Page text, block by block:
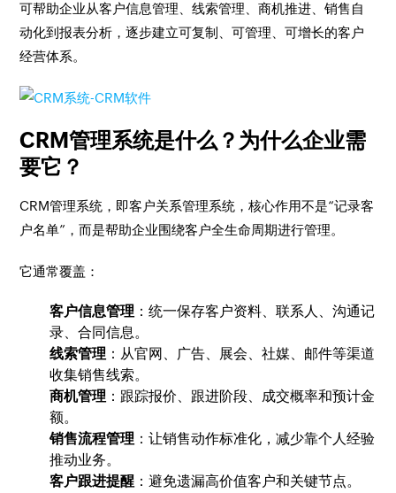
可帮助企业从客户信息管理、线索管理、商机推进、销售自
动化到报表分析，逐步建立可复制、可管理、可增长的客户
经营体系。
CRM管理系统是什么？为什么企业需
要它？
CRM管理系统，即客户关系管理系统，核心作用不是“记录客
户名单”，而是帮助企业围绕客户全生命周期进行管理。
它通常覆盖：
客户信息管理 ：统一保存客户资料、联系人、沟通记
录、合同信息。
线索管理 ：从官网、广告、展会、社媒、邮件等渠道
收集销售线索。
商机管理 ：跟踪报价、跟进阶段、成交概率和预计金
额。
销售流程管理 ：让销售动作标准化，减少靠个人经验
推动业务。
客户跟进提醒 ：避免遗漏高价值客户和关键节点。